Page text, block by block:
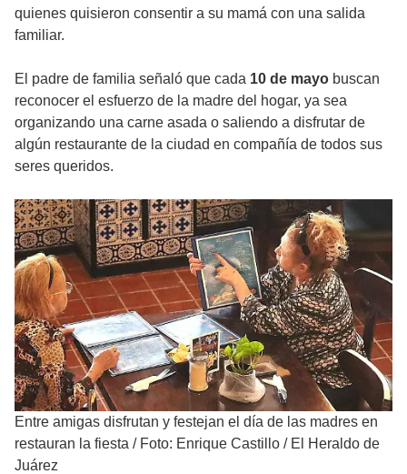
quienes quisieron consentir a su mamá con una salida
familiar.
El padre de familia señaló que cada 10 de mayo buscan
reconocer el esfuerzo de la madre del hogar, ya sea
organizando una carne asada o saliendo a disfrutar de
algún restaurante de la ciudad en compañía de todos sus
seres queridos.
Entre amigas disfrutan y festejan el día de las madres en
restauran la fiesta / Foto: Enrique Castillo / El Heraldo de
Juárez